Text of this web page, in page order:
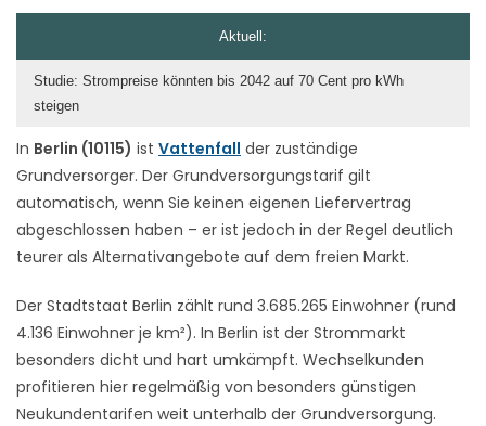
In Berlin (10115) ist Vattenfall der zuständige
Grundversorger. Der Grundversorgungstarif gilt
automatisch, wenn Sie keinen eigenen Liefervertrag
abgeschlossen haben – er ist jedoch in der Regel deutlich
teurer als Alternativangebote auf dem freien Markt.
Der Stadtstaat Berlin zählt rund 3.685.265 Einwohner (rund
4.136 Einwohner je km²). In Berlin ist der Strommarkt
besonders dicht und hart umkämpft. Wechselkunden
profitieren hier regelmäßig von besonders günstigen
Neukundentarifen weit unterhalb der Grundversorgung.
Aktuell:
Studie: Strompreise könnten bis 2042 auf 70 Cent pro kWh
steigen